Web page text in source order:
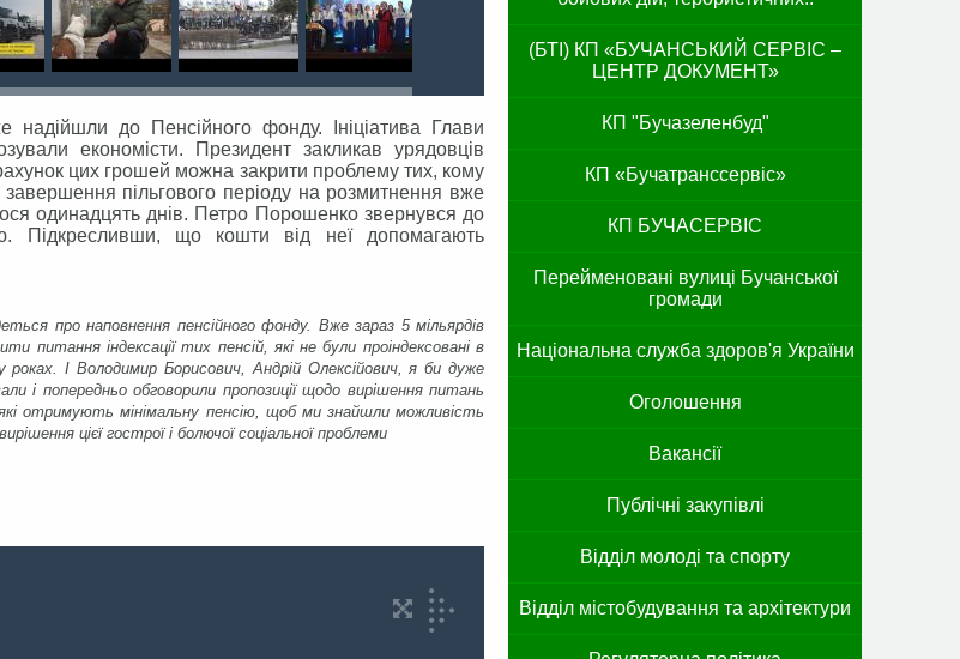
надійшли до Пенсійного фонду. Ініціатива Глави
економісти. Президент закликав урядовців
цих грошей можна закрити проблему тих, кому
пільгового періоду на розмитнення вже
одинадцять днів. Петро Порошенко звернувся до
Підкресливши, що кошти від неї допомагають
про наповнення пенсійного фонду. Вже зараз 5 мільярдів
питання індексації тих пенсій, які не були проіндексовані в
І Володимир Борисович, Андрій Олексійович, я би дуже
і попередньо обговорили пропозиції щодо вирішення питань
отримують мінімальну пенсію, щоб ми знайшли можливість
цієї гострої і болючої соціальної проблеми
(БТІ) КП «БУЧАНСЬКИЙ СЕРВІС –
ЦЕНТР ДОКУМЕНТ»
КП "Бучазеленбуд"
КП «Бучатранссервіс»
КП БУЧАСЕРВІС
Перейменовані вулиці Бучанської
громади
Національна служба здоров'я України
Оголошення
Вакансії
Публічні закупівлі
Відділ молоді та спорту
Відділ містобудування та архітектури